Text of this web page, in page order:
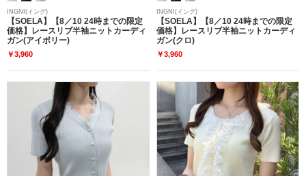
INGNI(イング)
【SOELA】【8／10 24時までの限定
価格】レースリブ半袖ニットカーディ
ガン(アイボリー)
￥3,960
INGNI(イング)
【SOELA】【8／10 24時までの限定
価格】レースリブ半袖ニットカーディ
ガン(クロ)
￥3,960